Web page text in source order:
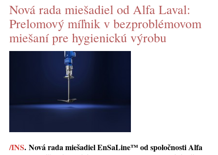
INS MAIN WEBSITE
ABOUT US
Nová rada miešadiel od Alfa Laval:
Prelomový míľnik v bezproblémovom
miešaní pre hygienickú výrobu
/INS. Nová rada miešadiel EnSaLine™ od spoločnosti Alfa